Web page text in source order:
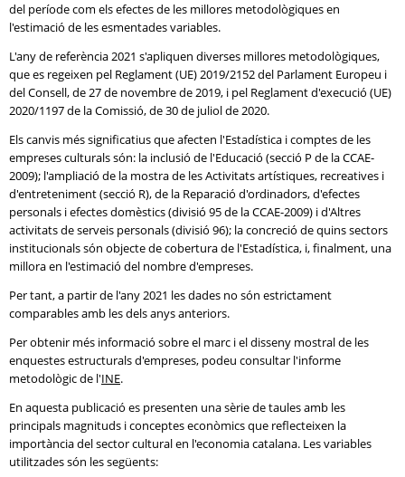
del període com els efectes de les millores metodològiques en
l'estimació de les esmentades variables.
L'any de referència 2021 s'apliquen diverses millores metodològiques,
que es regeixen pel Reglament (UE) 2019/2152 del Parlament Europeu i
del Consell, de 27 de novembre de 2019, i pel Reglament d'execució (UE)
2020/1197 de la Comissió, de 30 de juliol de 2020.
Els canvis més significatius que afecten l'Estadística i comptes de les
empreses culturals són: la inclusió de l'Educació (secció P de la CCAE-
2009); l'ampliació de la mostra de les Activitats artístiques, recreatives i
d'entreteniment (secció R), de la Reparació d'ordinadors, d'efectes
personals i efectes domèstics (divisió 95 de la CCAE-2009) i d'Altres
activitats de serveis personals (divisió 96); la concreció de quins sectors
institucionals són objecte de cobertura de l'Estadística, i, finalment, una
millora en l'estimació del nombre d'empreses.
Per tant, a partir de l'any 2021 les dades no són estrictament
comparables amb les dels anys anteriors.
Per obtenir més informació sobre el marc i el disseny mostral de les
enquestes estructurals d'empreses, podeu consultar l'informe
metodològic de l'INE.
En aquesta publicació es presenten una sèrie de taules amb les
principals magnituds i conceptes econòmics que reflecteixen la
importància del sector cultural en l'economia catalana. Les variables
utilitzades són les següents: